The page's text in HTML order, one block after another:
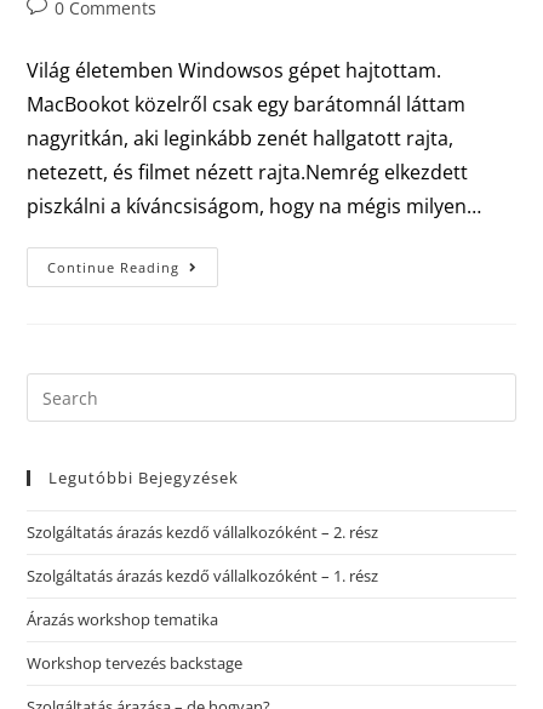
0 Comments
Világ életemben Windowsos gépet hajtottam.
MacBookot közelről csak egy barátomnál láttam
nagyritkán, aki leginkább zenét hallgatott rajta,
netezett, és filmet nézett rajta.Nemrég elkezdett
piszkálni a kíváncsiságom, hogy na mégis milyen…
Continue Reading
Legutóbbi Bejegyzések
Szolgáltatás árazás kezdő vállalkozóként – 2. rész
Szolgáltatás árazás kezdő vállalkozóként – 1. rész
Árazás workshop tematika
Workshop tervezés backstage